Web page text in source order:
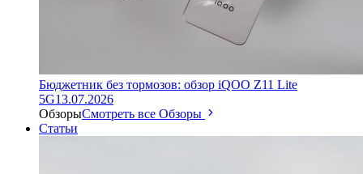
Бюджетник без тормозов: обзор iQOO Z11 Lite
5G13.07.2026
ОбзорыСмотреть все Обзоры
Статьи